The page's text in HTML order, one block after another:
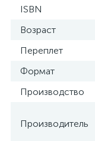
ISBN
Возраст
Переплет
Формат
Производство
Производитель